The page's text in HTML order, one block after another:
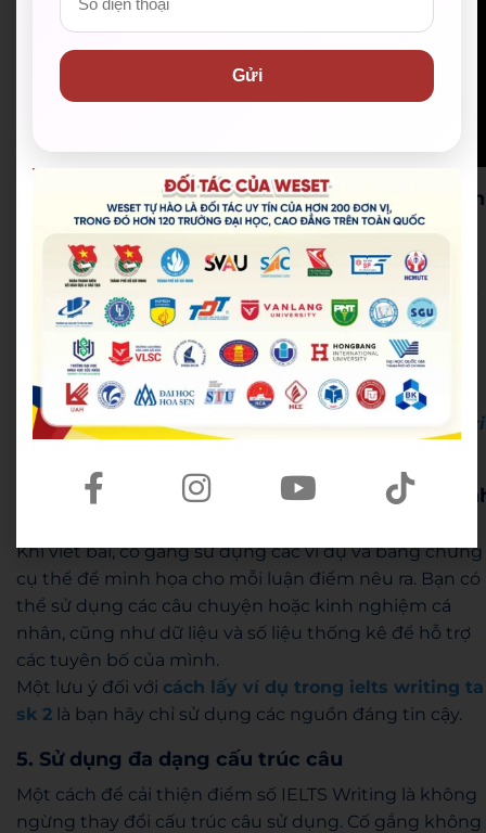
3. Cấu trúc đầy đủ mở bài, thân bài và kết luận
Khi đã lập danh sách các luận điểm và luận cứ kèm
theo, đây là lúc để bạn bắt tay viết bài. Hãy đảm bảo
rằng bài luận được cấu trúc một cách rõ ràng và logic.
Bắt đầu với phần giới thiệu nêu rõ thesis statement,
sau đó là các đoạn thân bài thảo luận lần lượt từng
điểm nội dung. Cuối cùng, kết thúc bằng một phần
kết luận tóm tắt những điểm chính trong bài essay.
Có thể bạn quan tâm:
Phương pháp P.I.E trong
4. Sử dụng
ví dụ và bằng chứng cụ thể để
Khi viết bài, cố gắng sử dụng các ví dụ và bằng chứng
cụ thể để minh họa cho mỗi luận điểm nêu ra. Bạn có
thể sử dụng các câu chuyện hoặc kinh nghiệm cá
nhân, cũng như dữ liệu và số liệu thống kê để hỗ trợ
các tuyên bố của mình.
Một lưu ý đối với cách lấy ví dụ trong ielts writing ta
sk 2 là bạn hãy chỉ sử dụng các nguồn đáng tin cậy.
5. Sử dụng đa dạng cấu trúc câu
Một cách để cải thiện điểm số IELTS Writing là không
ngừng thay đổi cấu trúc câu sử dụng. Cố gắng không
Gửi